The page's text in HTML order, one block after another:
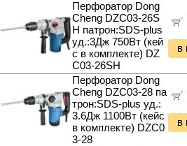
Перфоратор Dong
Cheng DZC03-26S
H патрон:SDS-plus
уд.:3Дж 750Вт (кей
с в комплекте) DZ
C03-26SH
в
Перфоратор Dong
Cheng DZC03-28 па
трон:SDS-plus уд.:
3.6Дж 1100Вт (кейс
в комплекте) DZC0
3-28
в